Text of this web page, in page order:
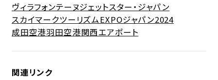
ヴィラフォンテーヌジェットスター・ジャパン
スカイマークツーリズムEXPOジャパン2024
成田空港羽田空港関西エアポート
関連リンク